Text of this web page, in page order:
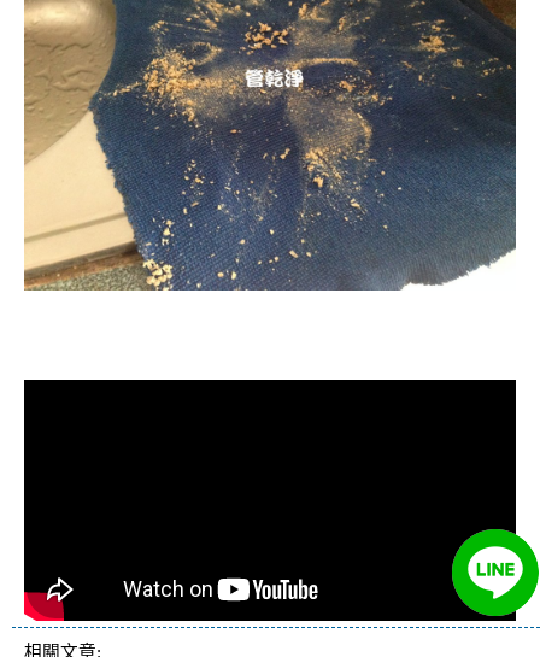
相關文章: